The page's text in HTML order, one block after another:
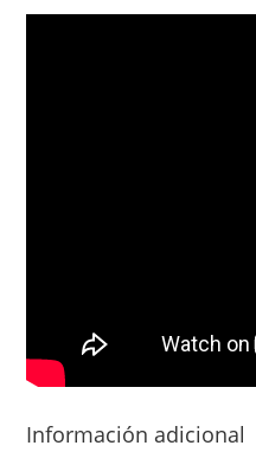
Información adicional